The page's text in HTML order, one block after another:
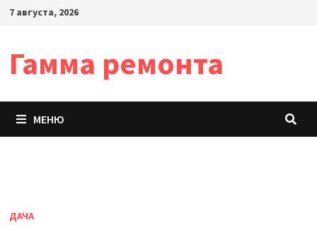
Перейти
7 августа, 2026
Гамма ремонта
МЕНЮ
ДАЧА